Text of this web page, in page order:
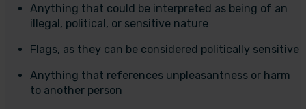
Anything that could be interpreted as being of an
illegal, political, or sensitive nature
Flags, as they can be considered politically sensitive
Anything that references unpleasantness or harm
to another person